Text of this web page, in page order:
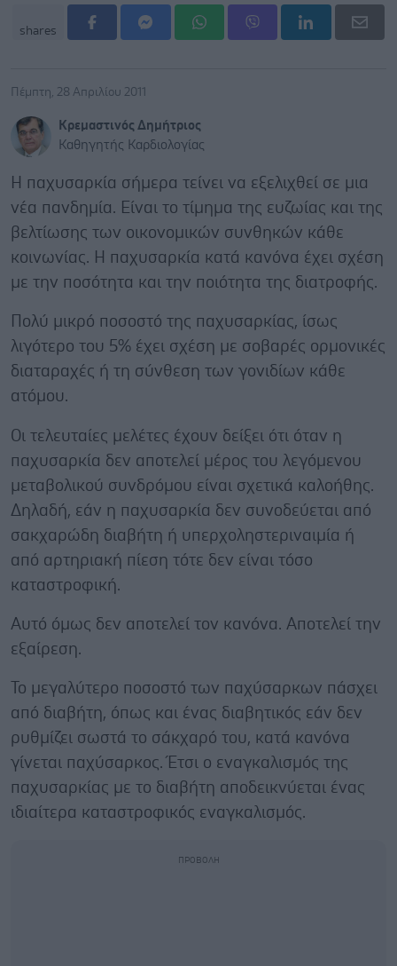
shares
Πέμπτη, 28 Απριλίου 2011
Κρεμαστινός Δημήτριος
Καθηγητής Καρδιολογίας
Η παχυσαρκία σήμερα τείνει να εξελιχθεί σε μια
νέα πανδημία. Είναι το τίμημα της ευζωίας και της
βελτίωσης των οικονομικών συνθηκών κάθε
κοινωνίας. Η παχυσαρκία κατά κανόνα έχει σχέση
με την ποσότητα και την ποιότητα της διατροφής.
Πολύ μικρό ποσοστό της παχυσαρκίας, ίσως
λιγότερο του 5% έχει σχέση με σοβαρές ορμονικές
διαταραχές ή τη σύνθεση των γονιδίων κάθε
ατόμου.
Οι τελευταίες μελέτες έχουν δείξει ότι όταν η
παχυσαρκία δεν αποτελεί μέρος του λεγόμενου
μεταβολικού συνδρόμου είναι σχετικά καλοήθης.
Δηλαδή, εάν η παχυσαρκία δεν συνοδεύεται από
σακχαρώδη διαβήτη ή υπερχοληστεριναιμία ή
από αρτηριακή πίεση τότε δεν είναι τόσο
καταστροφική.
Αυτό όμως δεν αποτελεί τον κανόνα. Αποτελεί την
εξαίρεση.
Το μεγαλύτερο ποσοστό των παχύσαρκων πάσχει
από διαβήτη, όπως και ένας διαβητικός εάν δεν
ρυθμίζει σωστά το σάκχαρό του, κατά κανόνα
γίνεται παχύσαρκος. Έτσι ο εναγκαλισμός της
παχυσαρκίας με το διαβήτη αποδεικνύεται ένας
ιδιαίτερα καταστροφικός εναγκαλισμός.